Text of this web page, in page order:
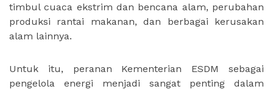
timbul cuaca ekstrim dan bencana alam, perubahan
produksi rantai makanan, dan berbagai kerusakan
alam lainnya.
Untuk itu, peranan Kementerian ESDM sebagai
pengelola energi menjadi sangat penting dalam